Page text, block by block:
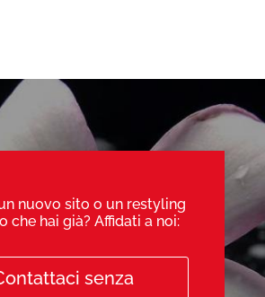
nuovo sito o un restyling
che hai già? Affidati a noi:
senza